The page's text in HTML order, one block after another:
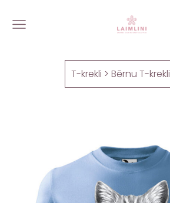
T-krekli > Bērnu T-krekli